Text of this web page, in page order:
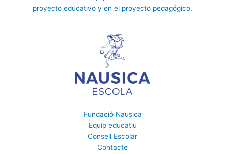
proyecto educativo y en el proyecto pedagógico.
Fundació Nausica
Equip educatiu
Consell Escolar
Contacte